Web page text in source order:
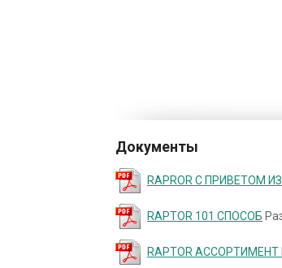
Документы
RAPROR С ПРИВЕТОМ
RAPTOR 101 СПОСОБ
RAPTOR